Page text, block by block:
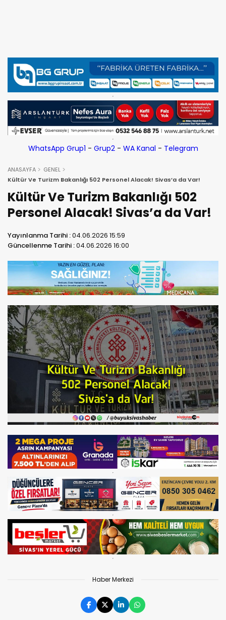
WhatsApp Grup1 - Grup2- WA Kanal - Telegram
ANASAYFA
GENEL
Kültür Ve Turizm Bakanlığı 502 Personel Alacak! Sivas’a da Var!
Kültür Ve Turizm Bakanlığı 502
Personel Alacak! Sivas’a da Var!
Yayınlanma Tarihi :04.06.2026 15:59
Güncellenme Tarihi :04.06.2026 16:00
Haber Merkezi